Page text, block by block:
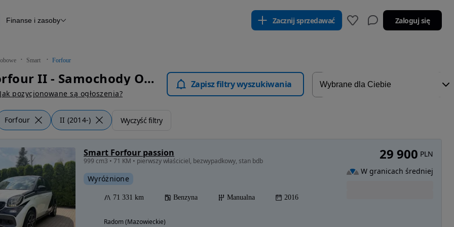
Raport z inspekcji
Otomoto News
Finanse i zasoby Zacznij sprzedawać Zaloguj się
Smart Forfour
Smart Forfour II - Samochody Osobowe
Jak pozycjonowane są ogłoszenia?
Zapisz filtry wyszukiwania
Forfour II (2014-) Wyczyść filtry
Smart Forfour passion
999 cm3 • 71 KM • pierwszy właściciel, bezwypadkowy, stan bdb
Wyróżnione
71 331 km Benzyna Manualna 2016
Radom (Mazowieckie)
29 900 PLN
W granicach średniej